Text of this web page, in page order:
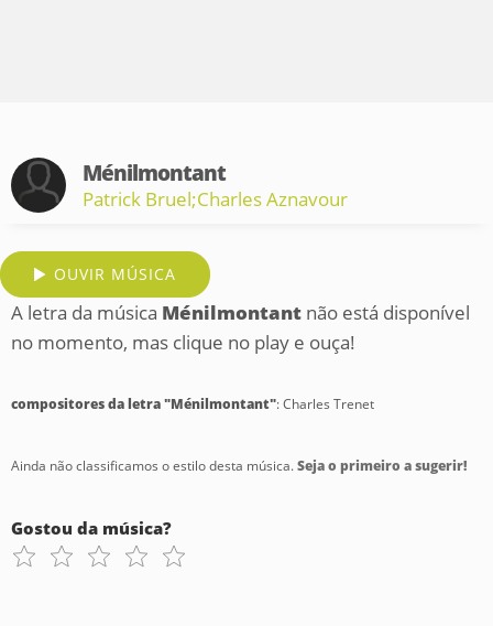
Ménilmontant
Patrick Bruel;Charles Aznavour
OUVIR MÚSICA
A letra da música Ménilmontant não está disponível
no momento, mas clique no play e ouça!
compositores da letra "Ménilmontant": Charles Trenet
Ainda não classificamos o estilo desta música.Seja o primeiro a sugerir!
Gostou da música?